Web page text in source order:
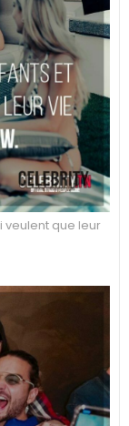
veulent que leur